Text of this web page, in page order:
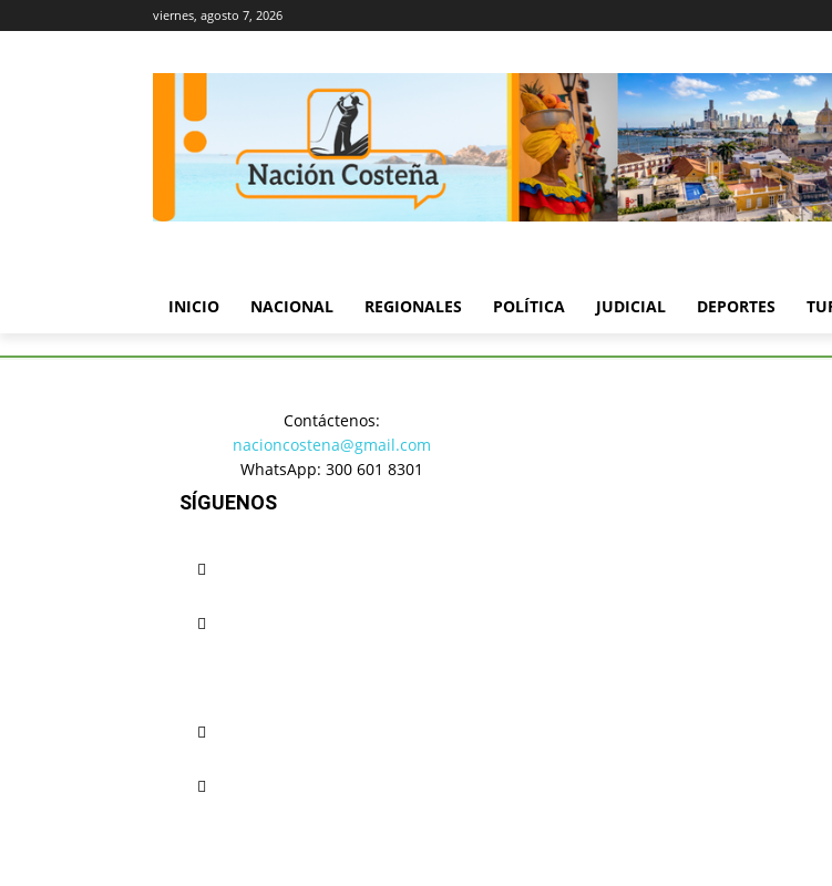
viernes, agosto 7, 2026
INICIO NACIONAL REGIONALES POLÍTICA JUDICIAL DEPORTES
Regionales
Gobernador de Bolívar
Contáctenos:
nacioncostena@gmail.com
WhatsApp: 300 601 8301
SÍGUENOS